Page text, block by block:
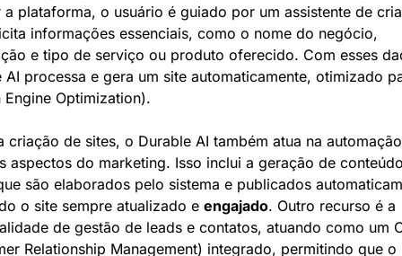
a plataforma, o usuário é guiado por um assistente de
informações essenciais, como o nome do negócio,
e tipo de serviço ou produto oferecido. Com esses
AI processa e gera um site automaticamente, otimizado
Engine Optimization).
criação de sites, o Durable AI também atua na
aspectos do marketing. Isso inclui a geração de
são elaborados pelo sistema e publicados
o site sempre atualizado e engajado. Outro recurso é a
de gestão de leads e contatos, atuando como um
Relationship Management) integrado, permitindo que o